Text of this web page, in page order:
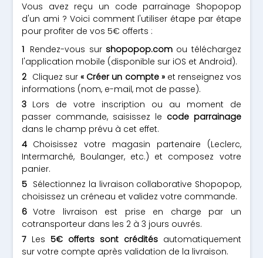
Vous avez reçu un code parrainage Shopopop
d'un ami ? Voici comment l'utiliser étape par étape
pour profiter de vos 5€ offerts :
Rendez-vous sur shopopop.com ou téléchargez
l'application mobile (disponible sur iOS et Android).
Cliquez sur« Créer un compte »et renseignez vos
informations (nom, e-mail, mot de passe).
Lors de votre inscription ou au moment de
passer commande, saisissez le code parrainage
dans le champ prévu à cet effet.
Choisissez votre magasin partenaire (Leclerc,
Intermarché, Boulanger, etc.) et composez votre
panier.
Sélectionnez la livraison collaborative Shopopop,
choisissez un créneau et validez votre commande.
Votre livraison est prise en charge par un
cotransporteur dans les 2 à 3 jours ouvrés.
Les 5€ offerts sont créditésautomatiquement
sur votre compte après validation de la livraison.